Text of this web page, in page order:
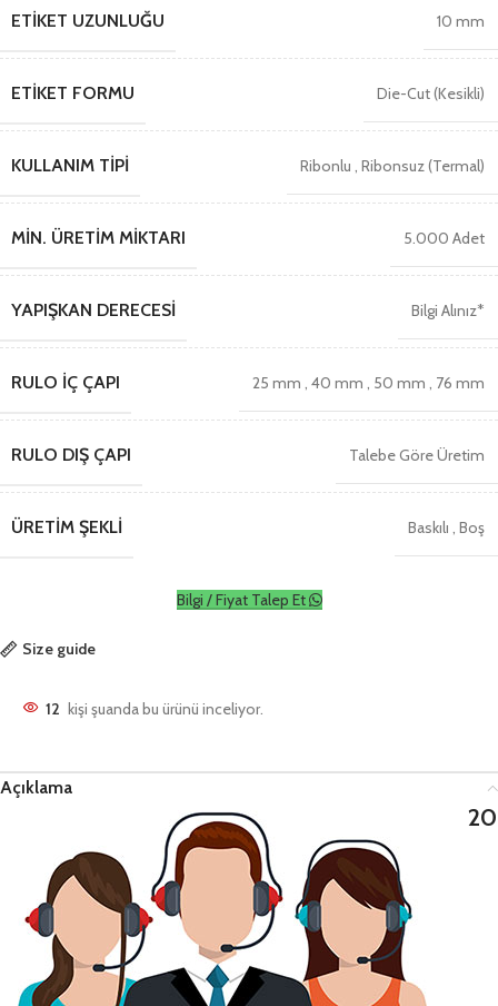
ETIKET UZUNLUĞU 10 mm
ETIKET FORMU Die-Cut (Kesikli)
KULLANIM TIPI Ribonlu Ribonsuz (Termal)
MIN. ÜRETIM MIKTARI 5.000 Adet
YAPIŞKAN DERECESI Bilgi Alınız*
RULO İÇ ÇAPI 25 mm 40 mm 50 mm 76 mm
RULO DIŞ ÇAPI Talebe Göre Üretim
ÜRETIM ŞEKLI Baskılı Boş
Bilgi / Fiyat Talep Et
Size guide
12 kişi şuanda bu ürünü inceliyor.
Açıklama
20